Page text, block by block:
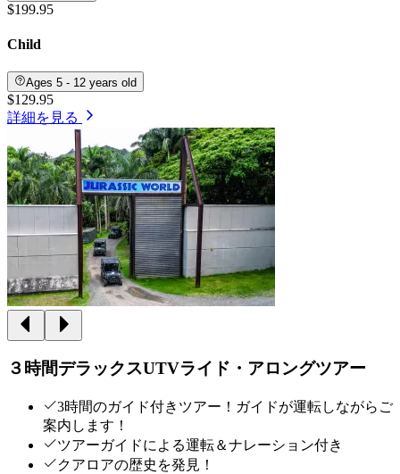
$199.95
Child
Ages 5 - 12 years old
$129.95
詳細を見る
３時間デラックスUTVライド・アロングツアー
3時間のガイド付きツアー！ガイドが運転しながらご
案内します！
ツアーガイドによる運転＆ナレーション付き
クアロアの歴史を発見！